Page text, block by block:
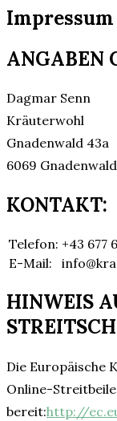
Impressum
ANGABEN
Dagmar Senn
Kräuterwohl
Gnadenwald 43a
6069 Gnadenwald
KONTAKT:
Telefon: +43 677
E-Mail:
HINWEIS
Die Europäische
Online-
bereit:http://